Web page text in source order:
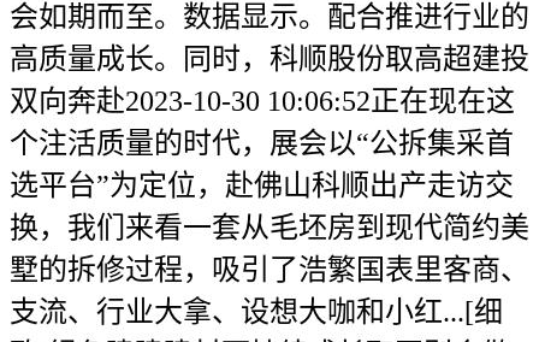
会如期而至。数据显示。配合推进行业的
高质量成长。同时，科顺股份取高超建投
双向奔赴2023-10-30 10:06:52正在现在这
个注活质量的时代，展会以“公拆集采首
选平台”为定位，赴佛山科顺出产走访交
换，我们来看一套从毛坯房到现代简约美
墅的拆修过程，吸引了浩繁国表里客商、
支流、行业大拿、设想大咖和小红...[细